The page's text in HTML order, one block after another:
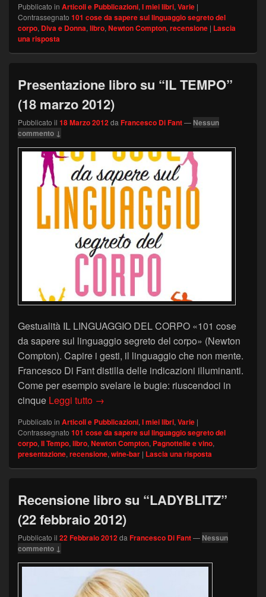
Pubblicato in Articoli e Pubblicazioni, I miei libri, Varie |
Contrassegnato 101 cose da sapere sul linguaggio segreto del
corpo, Diva e Donna, libro, Newton Compton, recensione | Lascia
una risposta
Presentazione libro su “IL TEMPO”
(18 marzo 2012)
Pubblicato il 18 Marzo 2012da Francesco Di Fant— Nessun
commento ↓
Gestualità IL LINGUAGGIO DEL CORPO «101 cose
da sapere sul linguaggio segreto del corpo» (Newton
Compton). Capire i gesti, il linguaggio che non mente.
Francesco Di Fant distilla delle indicazioni illuminanti.
Come per esempio svelare le bugie: riuscendoci in
cinque Leggi tutto Presentazione libro su “IL TEMPO” (18
→
Pubblicato in Articoli e Pubblicazioni, I miei libri, Varie |
Contrassegnato 101 cose da sapere sul linguaggio segreto del
corpo, Il Tempo, libro, Newton Compton, Pagnottelle e vino,
presentazione, recensione, wine-bar | Lascia una risposta
Recensione libro su “LADYBLITZ”
(22 febbraio 2012)
Pubblicato il 22 Febbraio 2012da Francesco Di Fant— Nessun
commento ↓